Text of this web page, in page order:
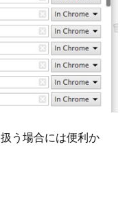
う場合には便利か